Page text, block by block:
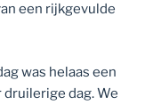
een rijkgevulde
was helaas een
druilerige dag. We